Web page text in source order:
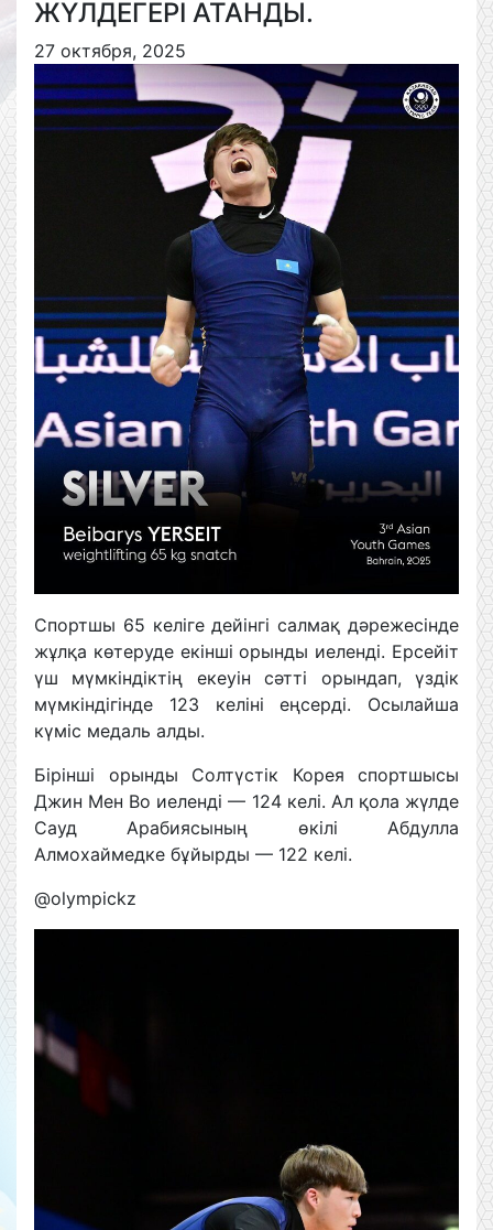
ЖҮЛДЕГЕРІ АТАНДЫ.
27 октября, 2025
Спортшы 65 келіге дейінгі салмақ дәрежесінде
жұлқа көтеруде екінші орынды иеленді. Ерсейіт
үш мүмкіндіктің екеуін сәтті орындап, үздік
мүмкіндігінде 123 келіні еңсерді. Осылайша
күміс медаль алды.
Бірінші орынды Солтүстік Корея спортшысы
Джин Мен Во иеленді — 124 келі. Ал қола жүлде
Сауд Арабиясының өкілі Абдулла
Алмохаймедке бұйырды — 122 келі.
@olympickz